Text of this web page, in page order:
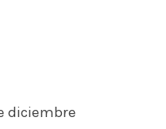
diciembre